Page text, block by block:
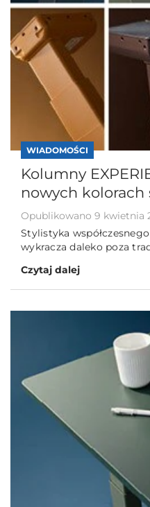
WIADOMOŚCI
Kolumny
nowych kolorach
Opublikowano 9 kwietnia
Stylistyka
wykracza daleko poza
Czytaj dalej